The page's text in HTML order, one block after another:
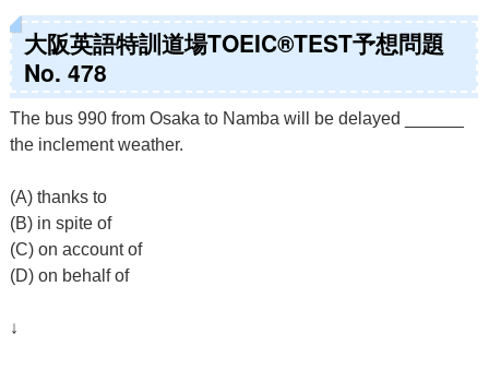
大阪英語特訓道場TOEIC®TEST予想問題
No. 478
The bus 990 from Osaka to Namba will be delayed ______
the inclement weather.
(A) thanks to
(B) in spite of
(C) on account of
(D) on behalf of
↓